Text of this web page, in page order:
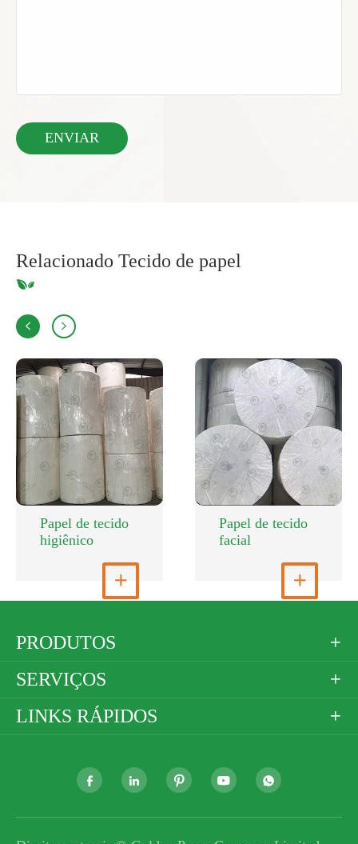
Relacionado Tecido de papel
 
Papel de tecido
higiênico
Ver mais

Papel de tecido
facial
Ver mais

PRODUTOS 
SERVIÇOS 
LINKS RÁPIDOS 
    